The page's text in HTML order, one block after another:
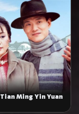
Tian Ming Yin Yuan